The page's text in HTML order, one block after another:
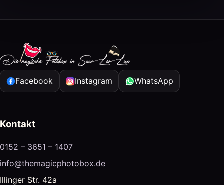
Facebook Instagram WhatsApp
Kontakt
0152 – 3651 – 1407
info@themagicphotobox.de
Illinger Str. 42a